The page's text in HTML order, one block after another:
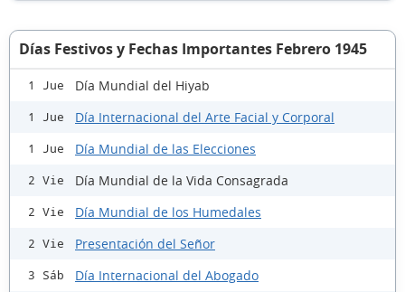
Días Festivos y Fechas Importantes Febrero 1945
1 Jue Día Mundial del Hiyab
1 Jue Día Internacional del Arte Facial y Corporal
1 Jue Día Mundial de las Elecciones
2 Vie Día Mundial de la Vida Consagrada
2 Vie Día Mundial de los Humedales
2 Vie Presentación del Señor
3 Sáb Día Internacional del Abogado